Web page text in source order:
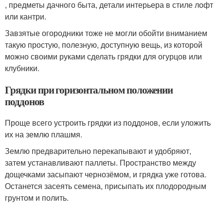
, предметы дачного быта, детали интерьера в стиле лофт
или кантри.
Завзятые огородники тоже не могли обойти вниманием
такую простую, полезную, доступную вещь, из которой
можно своими руками сделать грядки для огурцов или
клубники.
Грядки при горизонтальном положении
поддонов
Проще всего устроить грядки из поддонов, если уложить
их на землю плашмя.
Землю предварительно перекапывают и удобряют,
затем устанавливают паллеты. Пространство между
дощечками засыпают чернозёмом, и грядка уже готова.
Останется засеять семена, присыпать их плодородным
грунтом и полить.